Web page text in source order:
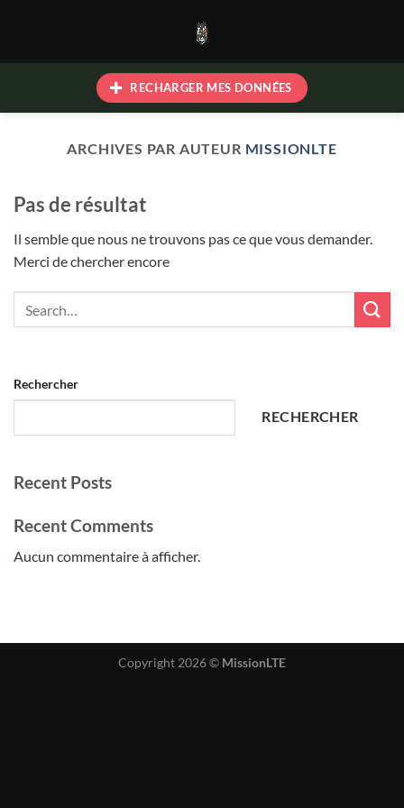
RECHARGER MES DONNÉES
ARCHIVES PAR AUTEUR MISSIONLTE
Pas de résultat
Il semble que nous ne trouvons pas ce que vous demander.
Merci de chercher encore
Rechercher
RECHERCHER
Recent Posts
Recent Comments
Aucun commentaire à afficher.
Copyright 2026 © MissionLTE